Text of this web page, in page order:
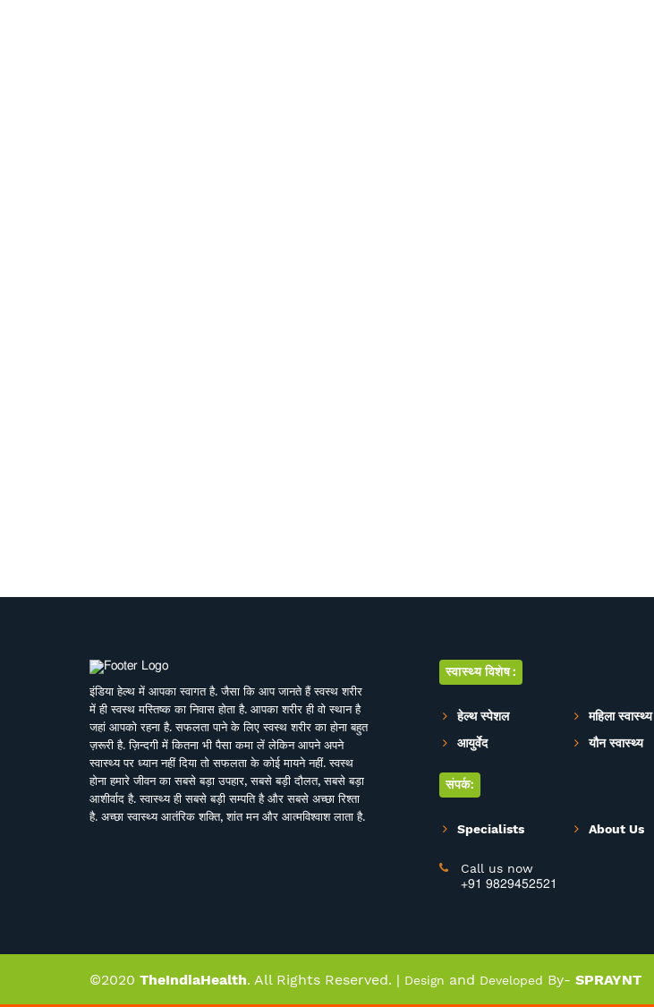
इंडिया हेल्थ में आपका स्वागत है. जैसा कि आप जानते हैं स्वस्थ शरीर
में ही स्वस्थ मस्तिष्क का निवास होता है. आपका शरीर ही वो स्थान है
जहां आपको रहना है. सफलता पाने के लिए स्वस्थ शरीर का होना बहुत
ज़रूरी है. ज़िन्दगी में कितना भी पैसा कमा लें लेकिन आपने अपने
स्वास्थ्य पर ध्यान नहीं दिया तो सफलता के कोई मायने नहीं. स्वस्थ
होना हमारे जीवन का सबसे बड़ा उपहार, सबसे बड़ी दौलत, सबसे बड़ा
आशीर्वाद है. स्वास्थ्य ही सबसे बड़ी सम्पति है और सबसे अच्छा रिश्ता
है. अच्छा स्वास्थ्य आतंरिक शक्ति, शांत मन और आत्मविश्वाश लाता है.
और निष्कर्ष, घरेलू उपचार, योग, फीटनेस, डाइट, हेल्थ टिप्स, गंभीर
स्वास्थ्य विशेष:
हेल्थ स्पेशल महिला स्वास्थ्य
आयुर्वेद
यौन स्वास्थ्य
संपर्क:
Specialists About Us
 Call us now
+91 9829452521
©2020 TheIndiaHealth. All Rights Reserved. | Design and Developed By- SPRAYNT